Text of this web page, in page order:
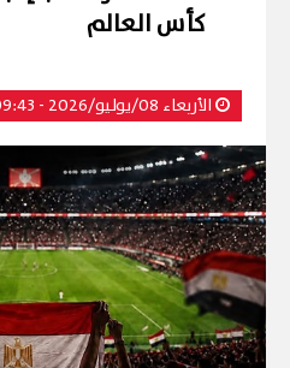
كأس العالم
الأربعاء 08/يوليو/2026 - 09:43 م